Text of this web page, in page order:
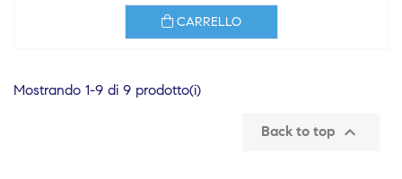
CARRELLO
Mostrando 1-9 di 9 prodotto(i)
Back to top 